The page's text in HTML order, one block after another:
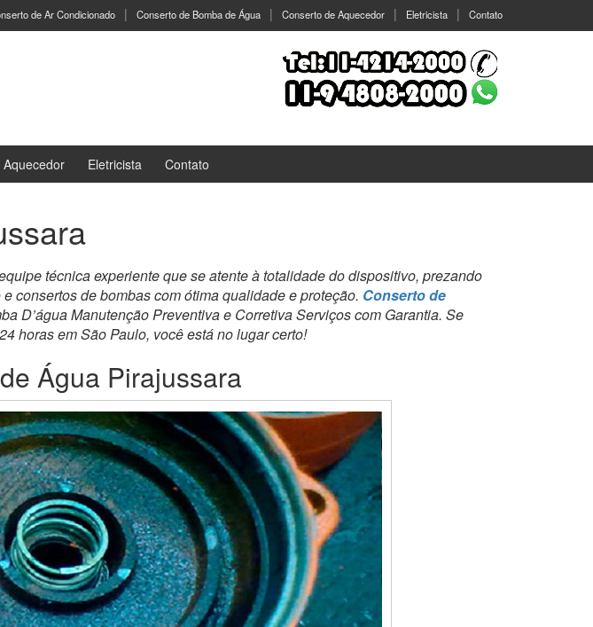
de Ar Condicionado Conserto de Bomba de Água Conserto de Aquecedor Eletricista Contato
Eletricista Contato
técnica experiente que se atente à totalidade do dispositivo, prezando
consertos de bombas com ótima qualidade e proteção. Conserto de
D’água Manutenção Preventiva e Corretiva Serviços com Garantia. Se
horas em São Paulo, você está no lugar certo!
Água Pirajussara